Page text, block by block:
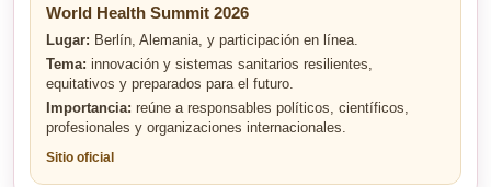
World Health Summit 2026
Lugar: Berlín, Alemania, y participación en línea.
Tema: innovación y sistemas sanitarios resilientes,
equitativos y preparados para el futuro.
Importancia: reúne a responsables políticos, científicos,
profesionales y organizaciones internacionales.
Sitio oficial